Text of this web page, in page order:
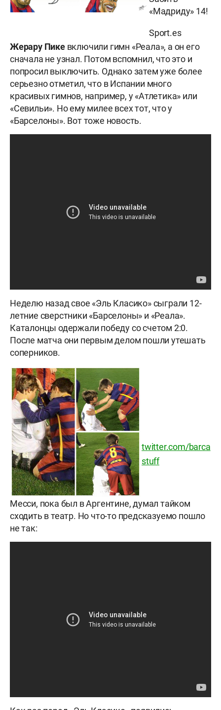
«Мадриду» 14!
Sport.es
Жерару Пикевключили гимн «Реала», а он его
сначала не узнал. Потом вспомнил, что это и
попросил выключить. Однако затем уже более
серьезно отметил, что в Испании много
красивых гимнов, например, у «Атлетика» или
«Севильи». Но ему милее всех тот, что у
«Барселоны». Вот тоже новость.
Неделю назад свое «Эль Класико» сыграли 12-
летние сверстники «Барселоны» и «Реала».
Каталонцы одержали победу со счетом 2:0.
После матча они первым делом пошли утешать
соперников.
twitter.com/barca
stuff
Месси, пока был в Аргентине, думал тайком
сходить в театр. Но что-то предсказуемо пошло
не так: